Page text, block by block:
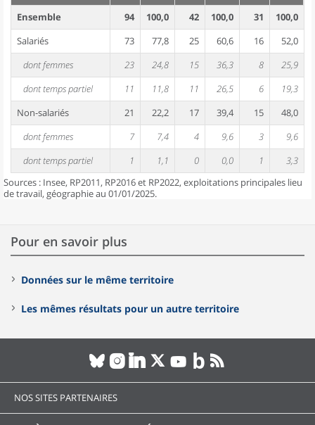
Ensemble
94 100,0 42 100,0 31
100,0
Salariés
73 77,8 25 60,6 16
52,0
dont femmes
23 24,8 15 36,3 8
25,9
dont temps partiel
11 11,8 11 26,5 6
19,3
Non-salariés
21 22,2 17 39,4 15
48,0
dont femmes
7 7,4 4 9,6 3
9,6
dont temps partiel
1 1,1 0 0,0 1
3,3
Sources : Insee, RP2011, RP2016 et RP2022, exploitations principales lieu
de travail, géographie au 01/01/2025.
Pour en savoir plus
Données sur le même territoire
Les mêmes résultats pour un autre territoire
NOS SITES PARTENAIRES